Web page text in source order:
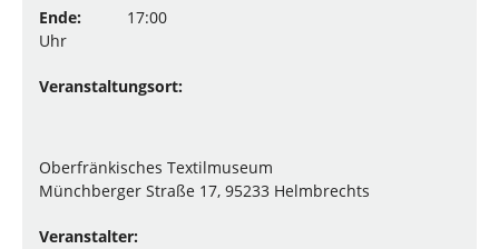
Ende:
17:00
Uhr
Veranstaltungsort:
Oberfränkisches Textilmuseum
Münchberger Straße 17, 95233 Helmbrechts
Veranstalter: